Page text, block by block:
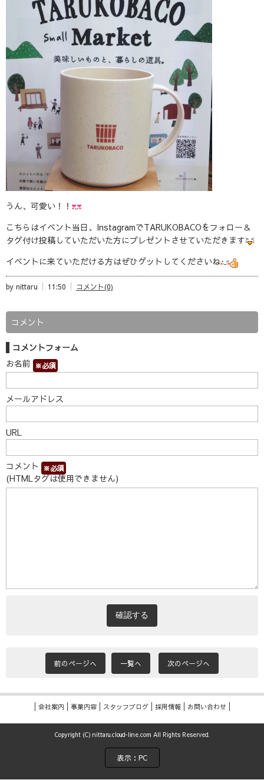
うん、可愛い！！
こちらはイベント当日、InstagramでTARUKOBACOをフォロー＆
タグ付け投稿していただいた方にプレゼントさせていただきます
イベントに来ていただける方はぜひゲットしてくださいね
by nittaru 11:50 コメント(0)
コメント
コメントフォーム
お名前
※必須
メールアドレス
URL
コメント ※必須
(HTMLタグは使用できません)
前のページへ 一覧へ 次のページへ
会社案内 事業内容 スタッフブログ 採用情報 お問い合わせ
Copyright (C) nittaru.cloud-line.com All Rights Reserved.
表示：PC